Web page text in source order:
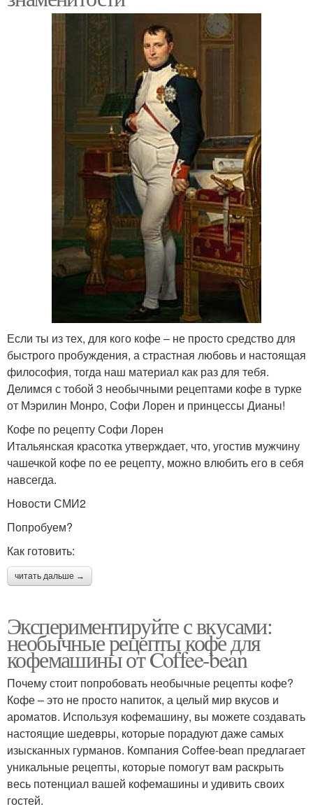
Если ты из тех, для кого кофе – не просто средство для
быстрого пробуждения, а страстная любовь и настоящая
философия, тогда наш материал как раз для тебя.
Делимся с тобой 3 необычными рецептами кофе в турке
от Мэрилин Монро, Софи Лорен и принцессы Дианы!
Кофе по рецепту Софи Лорен
Итальянская красотка утверждает, что, угостив мужчину
чашечкой кофе по ее рецепту, можно влюбить его в себя
навсегда.
Новости СМИ2
Попробуем?
Как готовить:
читать дальше →
Экспериментируйте с вкусами:
необычные рецепты кофе для
кофемашины от Coffee-bean
Почему стоит попробовать необычные рецепты кофе?
Кофе – это не просто напиток, а целый мир вкусов и
ароматов. Используя кофемашину, вы можете создавать
настоящие шедевры, которые порадуют даже самых
изысканных гурманов. Компания Coffee-bean предлагает
уникальные рецепты, которые помогут вам раскрыть
весь потенциал вашей кофемашины и удивить своих
гостей.